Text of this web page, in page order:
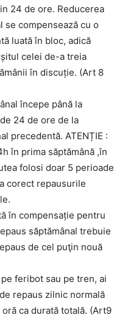
24 de ore. Reducerea
se compensează cu o
luată în bloc, adică
celei de-a treia
în discuție. (Art 8
începe până la
24 de ore de la
precedentă. ATENȚIE :
în prima săptămână ,în
folosi doar 5 perioade
corect repausurile
în compensație pentru
săptămânal trebuie
de cel puţin nouă
feribot sau pe tren, ai
repaus zilnic normală
ca durată totală. (Art9